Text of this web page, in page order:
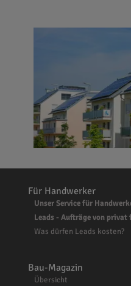
Für Handwerker
Unser Service für
Leads - Aufträge von privat
Was dürfen Leads kosten?
Bau-Magazin
Übersicht